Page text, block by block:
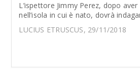
L’ispettore Jimmy Perez, dopo
nell’isola in cui è nato, dovrà
LUCIUS ETRUSCUS, 29/11/2018